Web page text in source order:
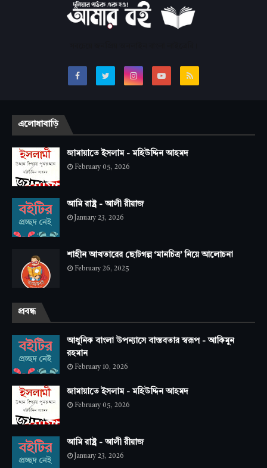
এলোধাবাড়ি
জামায়াতে ইসলাম - মহিউদ্দিন আহমদ
February 05, 2026
আমি রাষ্ট্র - আলী রীয়াজ
January 23, 2026
শাহীন আখতারের ছোটগল্প ‘মানচিত্র’ নিয়ে আলোচনা
February 26, 2025
প্রবন্ধ
আধুনিক বাংলা উপন্যাসে বাস্তবতার স্বরূপ - আকিমুন
রহমান
February 10, 2026
জামায়াতে ইসলাম - মহিউদ্দিন আহমদ
February 05, 2026
আমি রাষ্ট্র - আলী রীয়াজ
January 23, 2026